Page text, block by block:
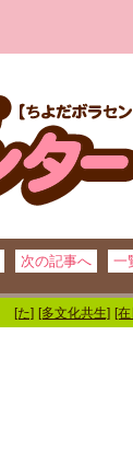
次の記事へ 一
[た] [多文化共生] [